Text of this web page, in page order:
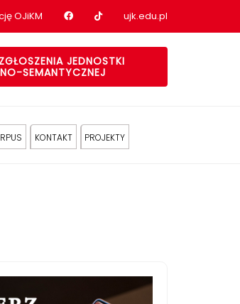
OJiKM Nasz profil na Facebook
Nasz profil na tiktok
ujk.edu.pl
JEDNOSTKI
SEMANTYCZNEJ
KONTAKT PROJEKTY